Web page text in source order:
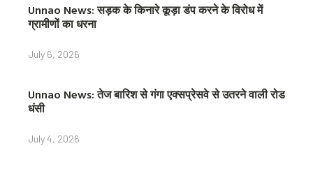
Unnao News: सड़क के किनारे कूड़ा डंप करने के विरोध में
ग्रामीणों का धरना
July 6, 2026
Unnao News: तेज बारिश से गंगा एक्सप्रेसवे से उतरने वाली रोड
धंसी
July 4, 2026